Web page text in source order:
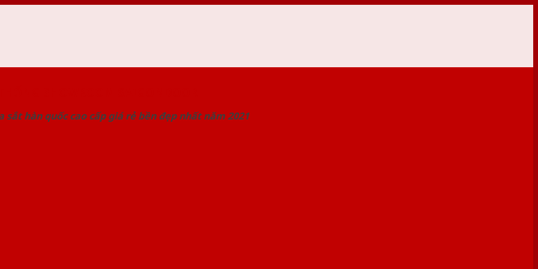
sắt hàn quốc cao cấp giá rẻ bền đẹp nhất năm 2021